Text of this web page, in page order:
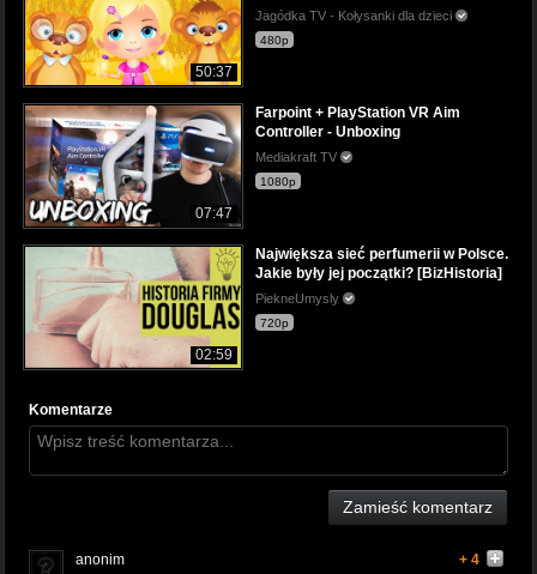
50:37
Jagódka TV - Kołysanki dla dzieci
480p
07:47
Farpoint + PlayStation VR Aim
Controller - Unboxing
Mediakraft TV
1080p
02:59
Największa sieć perfumerii w Polsce.
Jakie były jej początki? [BizHistoria]
PiekneUmysly
720p
Komentarze
Zamieść komentarz
anonim
+ 4